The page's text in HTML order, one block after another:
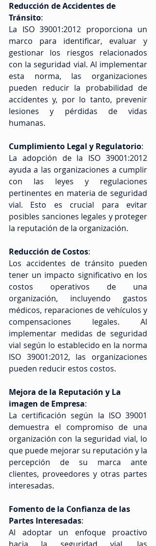
Reducción de Accidentes de
Tránsito:
La ISO 39001:2012 proporciona un
marco para identificar, evaluar y
gestionar los riesgos relacionados
con la seguridad vial. Al implementar
esta norma, las organizaciones
pueden reducir la probabilidad de
accidentes y, por lo tanto, prevenir
lesiones y pérdidas de vidas
humanas.
Cumplimiento Legal y Regulatorio:
La adopción de la ISO 39001:2012
ayuda a las organizaciones a cumplir
con las leyes y regulaciones
pertinentes en materia de seguridad
vial. Esto es crucial para evitar
posibles sanciones legales y proteger
la reputación de la organización.
Reducción de Costos:
Los accidentes de tránsito pueden
tener un impacto significativo en los
costos operativos de una
organización, incluyendo gastos
médicos, reparaciones de vehículos y
compensaciones legales. Al
implementar medidas de seguridad
vial según lo establecido en la norma
ISO 39001:2012, las organizaciones
pueden reducir estos costos.
Mejora de la Reputación y La
imagen de Empresa:
La certificación según la ISO 39001
demuestra el compromiso de una
organización con la seguridad vial, lo
que puede mejorar su reputación y la
percepción de su marca ante
clientes, proveedores y otras partes
interesadas.
Fomento de la Confianza de las
Partes Interesadas:
Al adoptar un enfoque proactivo